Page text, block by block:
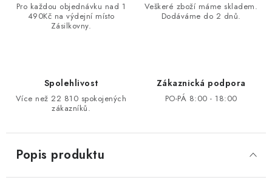
Pro každou objednávku nad 1
490Kč na výdejní místo
Zásilkovny.
Veškeré zboží máme skladem.
Dodáváme do 2 dnů.
Spolehlivost
Více než 22 810 spokojených
zákazníků.
Zákaznická podpora
PO-PÁ 8:00 - 18:00
Popis produktu